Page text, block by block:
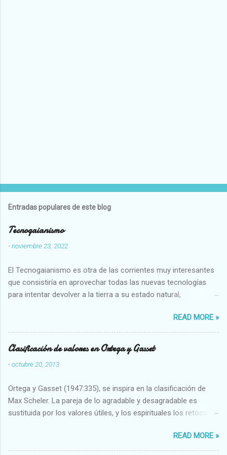
Entradas populares de este blog
Tecnogaianismo
-noviembre 23, 2022
El Tecnogaianismo es otra de las corrientes muy interesantes
que consistiría en aprovechar todas las nuevas tecnologías
para intentar devolver a la tierra a su estado natural,
READ MORE »
Clasificación de valores en Ortega y Gasset
-octubre 20, 2013
Ortega y Gasset (1947:335), se inspira en la clasificación de
Max Scheler. La pareja de lo agradable y desagradable es
sustituida por los valores útiles, y los espirituales los retoca.
Abundante-Escaso,etc 2 VITALES Sano-Enfermo Selecto-
Vulgar Enérgico-Inerte Fuerte-Débil,etc. 3 ESPIRITUALES a)
READ MORE »